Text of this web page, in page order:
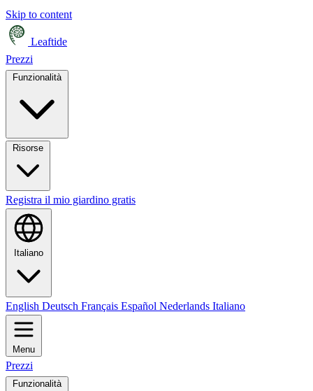
Skip to content
Leaftide
Prezzi
Funzionalità
Registra il mio giardino gratis
Italiano
English Deutsch Français Español Nederlands Italiano
Menu
Prezzi
Funzionalità